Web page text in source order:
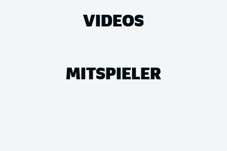
VIDEOS
MITSPIELER